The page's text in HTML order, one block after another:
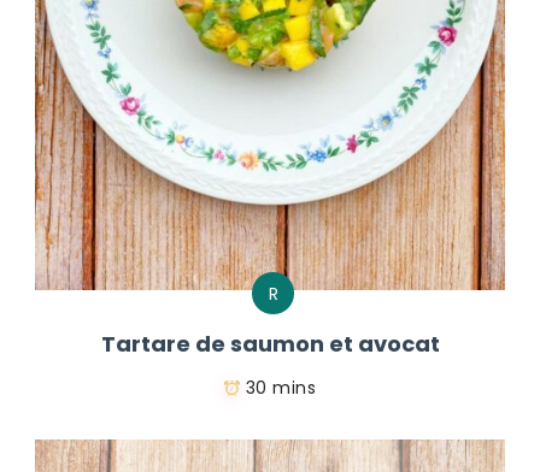
R
Tartare de saumon et avocat
30 mins